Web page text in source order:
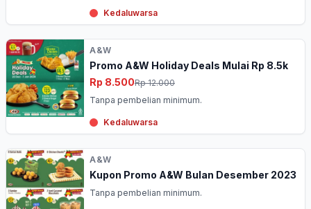
Kedaluwarsa
A&W
Promo A&W Holiday Deals Mulai Rp 8.5k
Rp 8.500Rp 12.000
Tanpa pembelian minimum.
Kedaluwarsa
A&W
Kupon Promo A&W Bulan Desember 2023
Tanpa pembelian minimum.